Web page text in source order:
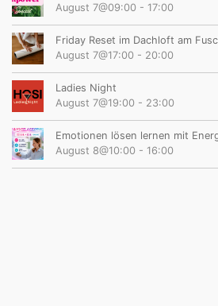
August 7@09:00 - 17:00
Friday Reset im Dachloft am
August 7@17:00 - 20:00
Ladies Night
August 7@19:00 - 23:00
Emotionen lösen lernen mit
August 8@10:00 - 16:00